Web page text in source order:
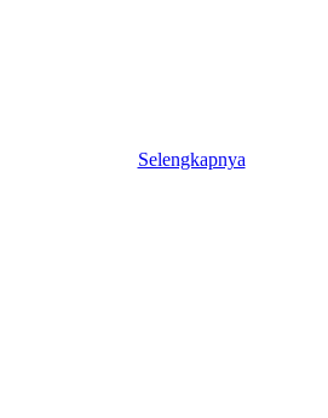
Selengkapnya